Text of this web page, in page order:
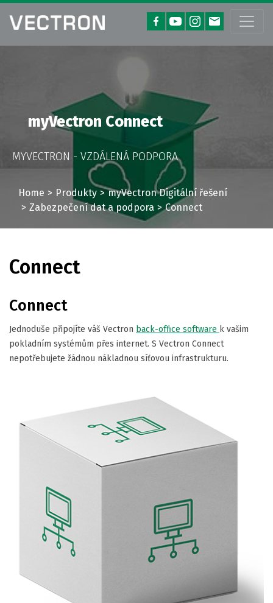
Home Produkty
myVectron Digitální řešení
Zabezpečení dat a podpora
Connect
myVectron Connect
MYVECTRON - VZDÁLENÁ PODPORA
Connect
Connect
Jednoduše připojíte váš Vectron back-office software k vašim
pokladním systémům přes internet. S Vectron Connect
nepotřebujete žádnou nákladnou síťovou infrastrukturu.